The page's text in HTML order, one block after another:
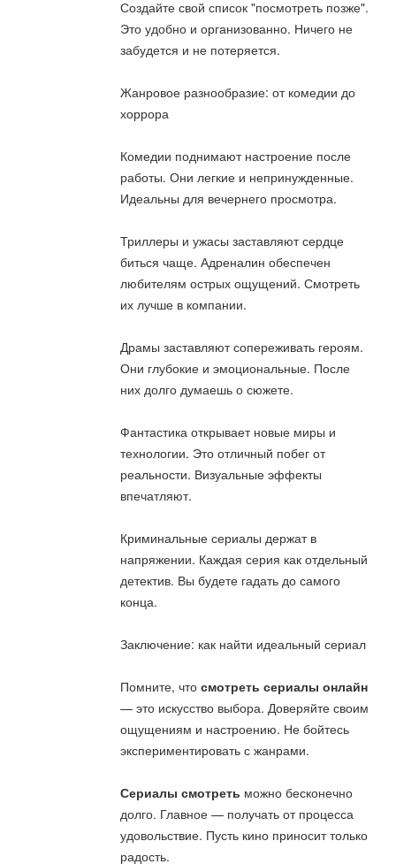
Создайте свой список "посмотреть позже".
Это удобно и организованно. Ничего не
забудется и не потеряется.
Жанровое разнообразие: от комедии до
хоррора
Комедии поднимают настроение после
работы. Они легкие и непринужденные.
Идеальны для вечернего просмотра.
Триллеры и ужасы заставляют сердце
биться чаще. Адреналин обеспечен
любителям острых ощущений. Смотреть
их лучше в компании.
Драмы заставляют сопереживать героям.
Они глубокие и эмоциональные. После
них долго думаешь о сюжете.
Фантастика открывает новые миры и
технологии. Это отличный побег от
реальности. Визуальные эффекты
впечатляют.
Криминальные сериалы держат в
напряжении. Каждая серия как отдельный
детектив. Вы будете гадать до самого
конца.
Заключение: как найти идеальный сериал
Помните, что смотреть сериалы онлайн
— это искусство выбора. Доверяйте своим
ощущениям и настроению. Не бойтесь
экспериментировать с жанрами.
Сериалы смотреть можно бесконечно
долго. Главное — получать от процесса
удовольствие. Пусть кино приносит только
радость.